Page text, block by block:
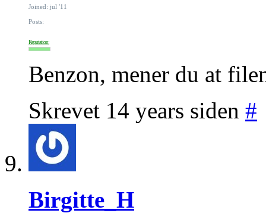
Joined: jul '11
Posts:
Reputation:
Benzon, mener du at
Skrevet 14 years siden #
Birgitte_H